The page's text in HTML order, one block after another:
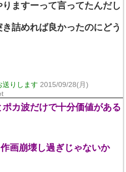
ますーって言ってたんだし
詰めれば良かったのにどう
送りします 2015/09/28(月)
カ波だけで十分価値がある
画崩壊し過ぎじゃないか